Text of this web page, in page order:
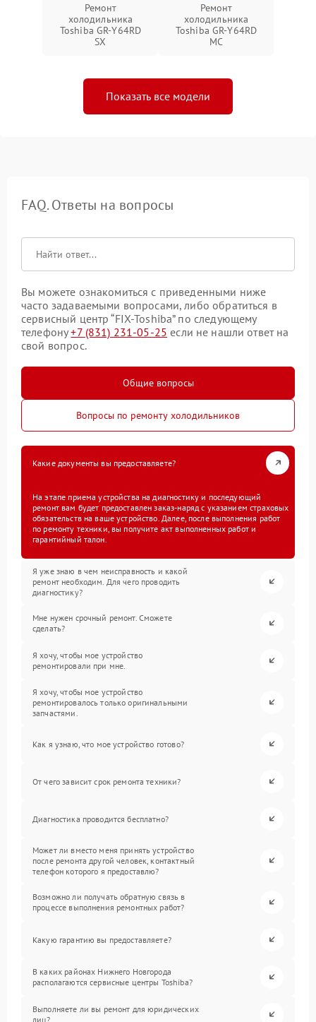
Ремонт
холодильника
Toshiba GR-Y64RD
SX
Ремонт
холодильника
Toshiba GR-Y64RD
MC
Показать все модели
FAQ. Ответы на вопросы
Вы можете ознакомиться с приведенными ниже
часто задаваемыми вопросами, либо обратиться в
сервисный центр “FIX-Toshiba” по следующему
телефону+7 (831) 231-05-25 если не нашли ответ на
свой вопрос.
Общие вопросы
Вопросы по ремонту холодильников
Какие документы вы предоставляете?
На этапе приема устройства на диагностику и последующий
ремонт вам будет предоставлен заказ-наряд с указанием страховых
обязательств на ваше устройство. Далее, после выполнения работ
по ремонту техники, вы получите акт выполненных работ и
гарантийный талон.
Я уже знаю в чем неисправность и какой
ремонт необходим. Для чего проводить
диагностику?
Мне нужен срочный ремонт. Сможете
сделать?
Я хочу, чтобы мое устройство
ремонтировали при мне.
Я хочу, чтобы мое устройство
ремонтировалось только оригинальными
запчастями.
Как я узнаю, что мое устройство готово?
От чего зависит срок ремонта техники?
Диагностика проводится бесплатно?
Может ли вместо меня принять устройство
после ремонта другой человек, контактный
телефон которого я предоставлю?
Возможно ли получать обратную связь в
процессе выполнения ремонтных работ?
Какую гарантию вы предоставляете?
В каких районах Нижнего Новгорода
располагаются сервисные центры Toshiba?
Выполняете ли вы ремонт для юридических
лиц?